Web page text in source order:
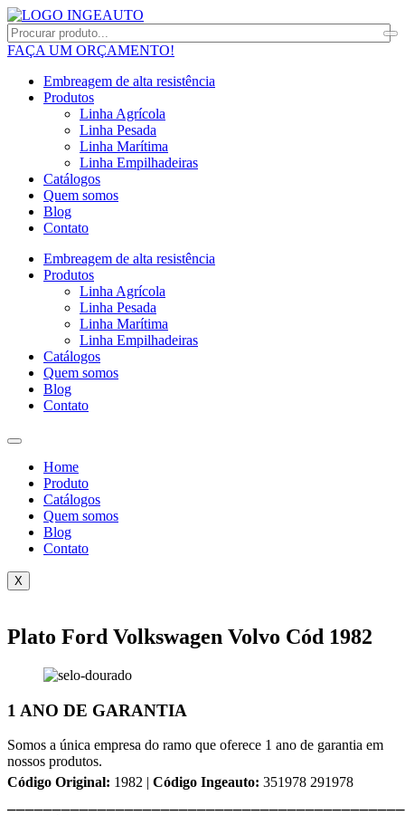
FAÇA UM ORÇAMENTO!
Embreagem de alta resistência
Produtos
Linha Agrícola
Linha Pesada
Linha Marítima
Linha Empilhadeiras
Catálogos
Quem somos
Blog
Contato
Embreagem de alta resistência
Produtos
Linha Agrícola
Linha Pesada
Linha Marítima
Linha Empilhadeiras
Catálogos
Quem somos
Blog
Contato
Home
Produto
Catálogos
Quem somos
Blog
Contato
X
Plato Ford Volkswagen Volvo Cód 1982
1 ANO DE GARANTIA
Somos a única empresa do ramo que oferece 1 ano de garantia em
nossos produtos.
Código Original: 1982 | Código Ingeauto: 351978 291978